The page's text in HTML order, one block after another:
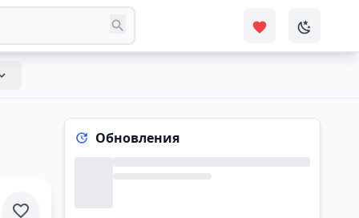
Обновления